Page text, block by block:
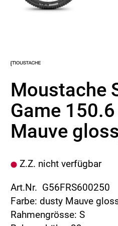
Moustache
Game
Mauve
Z.Z. nicht verfügbar
Art.Nr. G56FRS600250
Farbe: dusty Mauve
Rahmengrösse: S